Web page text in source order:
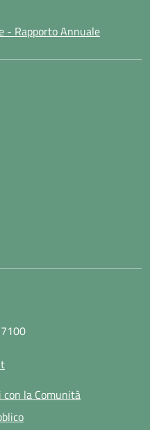
- Rapporto Annuale
la Comunità